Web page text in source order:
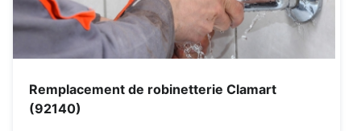
Remplacement de robinetterie Clamart
(92140)